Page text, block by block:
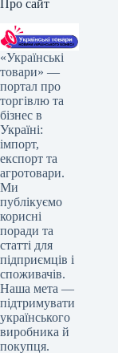
Про сайт
«Українські
товари» —
портал про
торгівлю та
бізнес в
Україні:
імпорт,
експорт та
агротовари.
Ми
публікуємо
корисні
поради та
статті для
підприємців і
споживачів.
Наша мета —
підтримувати
українського
виробника й
покупця.